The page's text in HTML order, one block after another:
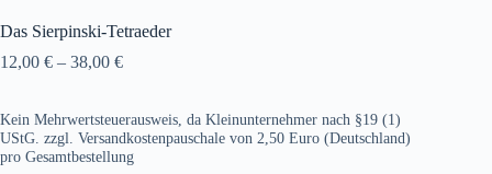
Das Sierpinski-Tetraeder
12,00 € – 38,00 €
Kein Mehrwertsteuerausweis, da Kleinunternehmer nach §19 (1)
UStG. zzgl. Versandkostenpauschale von 2,50 Euro (Deutschland)
pro Gesamtbestellung